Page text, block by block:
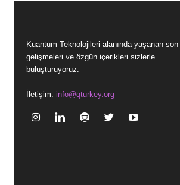
Kuantum Teknolojileri alanında yaşanan son
gelişmeleri ve özgün içerikleri sizlerle
buluşturuyoruz.
İletişim: info@qturkey.org